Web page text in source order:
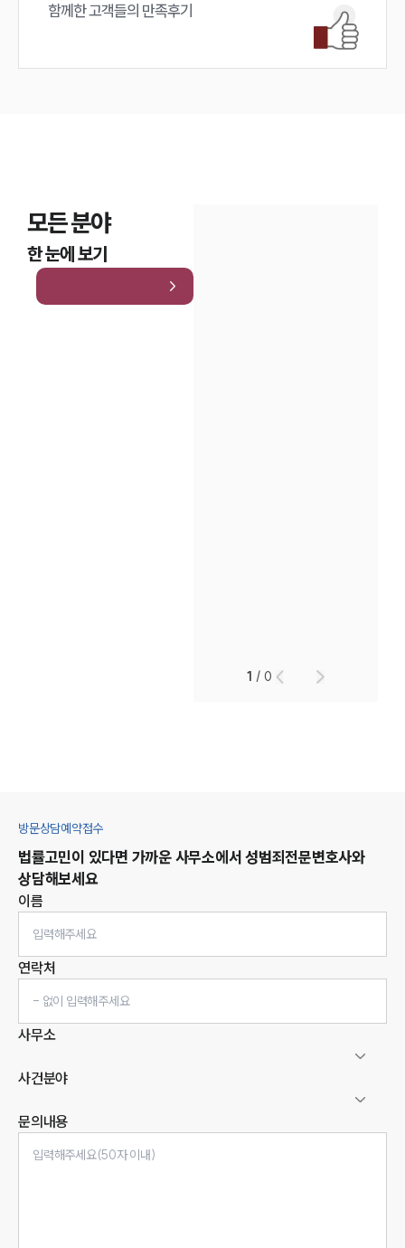
함께한 고객들의 만족후기
모든 분야
한 눈에 보기
1 /0
방문상담예약접수
법률고민이 있다면 가까운 사무소에서 성범죄전문변호사와
상담해보세요
이름
연락처
사무소
사건분야
문의내용